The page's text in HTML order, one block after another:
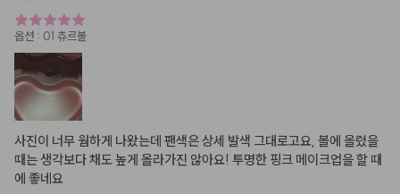
옵션 : 01 츄르볼
사진이 너무 웜하게 나왔는데 팬색은 상세 발색 그대로고요, 볼에 올렸을
때는 생각보다 채도 높게 올라가진 않아요! 투명한 핑크 메이크업을 할 때
에 좋네요